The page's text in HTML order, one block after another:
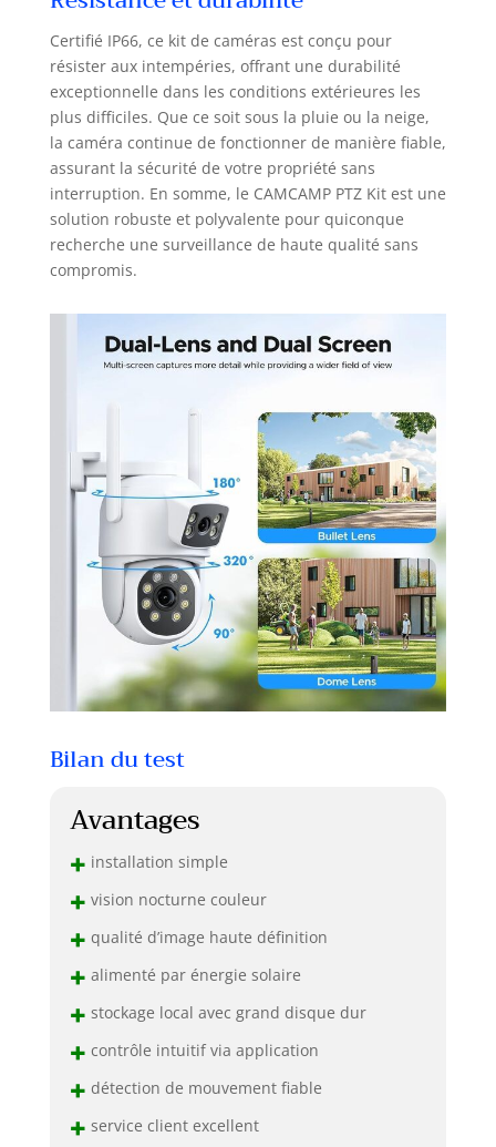
Certifié IP66, ce kit de caméras est conçu pour
résister aux intempéries, offrant une durabilité
exceptionnelle dans les conditions extérieures les
plus difficiles. Que ce soit sous la pluie ou la neige,
la caméra continue de fonctionner de manière fiable,
assurant la sécurité de votre propriété sans
interruption. En somme, le CAMCAMP PTZ Kit est une
solution robuste et polyvalente pour quiconque
recherche une surveillance de haute qualité sans
compromis.
Bilan du test
Avantages
+ installation simple
+ vision nocturne couleur
+ qualité d’image haute définition
+ alimenté par énergie solaire
+ stockage local avec grand disque dur
+ contrôle intuitif via application
+ détection de mouvement fiable
+ service client excellent